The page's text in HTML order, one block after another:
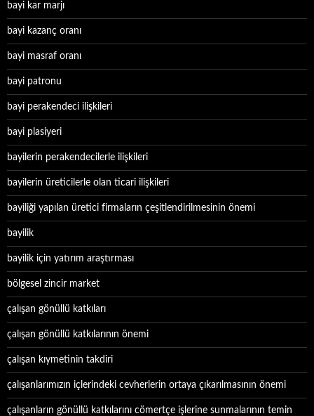
bayi kar marjı
bayi kazanç oranı
bayi masraf oranı
bayi patronu
bayi perakendeci ilişkileri
bayi plasiyeri
bayilerin perakendecilerle ilişkileri
bayilerin üreticilerle olan ticari ilişkileri
bayiliği yapılan üretici firmaların çeşitlendirilmesinin önemi
bayilik
bayilik için yatırım araştırması
bölgesel zincir market
çalışan gönüllü katkıları
çalışan gönüllü katkılarının önemi
çalışan kıymetinin takdiri
çalışanlarımızın içlerindeki cevherlerin ortaya çıkarılmasının önemi
çalışanların gönüllü katkılarını cömertçe işlerine sunmalarının temin